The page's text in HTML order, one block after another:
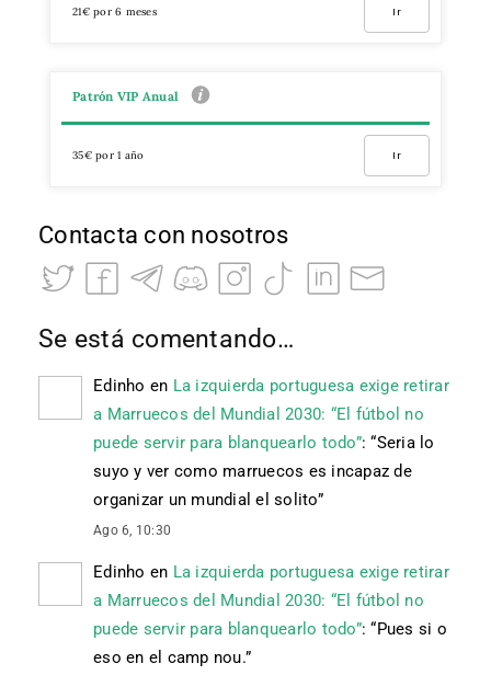
21€ por 6 meses Ir
Patrón VIP Anual
35€ por 1 año Ir
Contacta con nosotros
Se está comentando…
Edinho en La izquierda portuguesa exige retirar
a Marruecos del Mundial 2030: “El fútbol no
puede servir para blanquearlo todo”: “Seria lo
suyo y ver como marruecos es incapaz de
organizar un mundial el solito”
Ago 6, 10:30
Edinho en La izquierda portuguesa exige retirar
a Marruecos del Mundial 2030: “El fútbol no
puede servir para blanquearlo todo”: “Pues si o
eso en el camp nou.”